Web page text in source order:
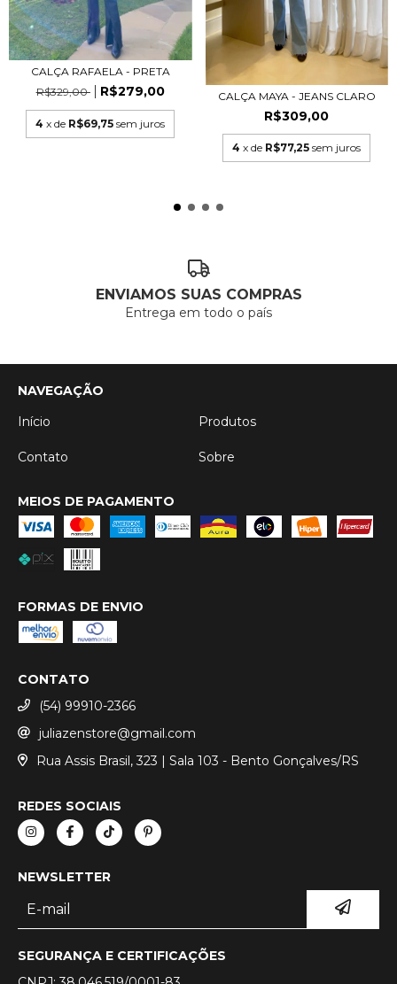
CALÇA RAFAELA - PRETA
R$329,00
R$279,00
4 x de R$69,75 sem juros
CALÇA MAYA - JEANS CLARO
R$309,00
4 x de R$77,25 sem juros
ENVIAMOS SUAS COMPRAS
Entrega em todo o país
NAVEGAÇÃO
Início
Produtos
Contato Sobre
MEIOS DE PAGAMENTO
FORMAS DE ENVIO
CONTATO
(54) 99910-2366
juliazenstore@gmail.com
Rua Assis Brasil, 323 | Sala 103 - Bento Gonçalves/RS
REDES SOCIAIS
NEWSLETTER
SEGURANÇA E CERTIFICAÇÕES